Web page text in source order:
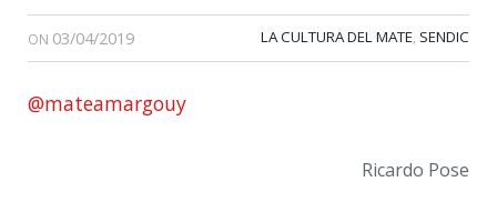
ON 03/04/2019 LA CULTURA DEL MATE, SENDIC
@mateamargouy
Ricardo Pose